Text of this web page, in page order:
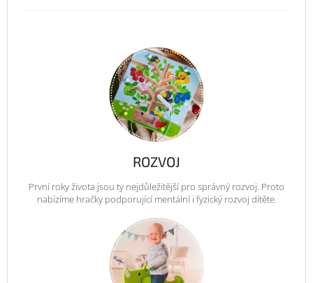
ROZVOJ
První roky života jsou ty nejdůležitější pro správný rozvoj. Proto
nabízíme hračky podporující mentální i fyzický rozvoj dítěte.